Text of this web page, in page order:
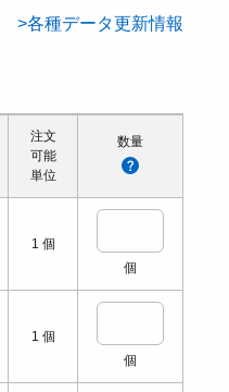
各種データ更新情報
配管ねじの呼び 適応シリンダ
注文
可能
単位
数量
1 個
個
1 個
個